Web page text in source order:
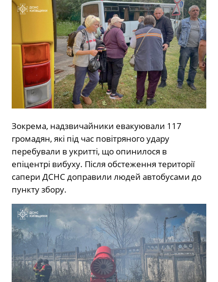
Зокрема, надзвичайники евакуювали 117
громадян, які під час повітряного удару
перебували в укритті, що опинилося в
епіцентрі вибуху. Після обстеження території
сапери ДСНС доправили людей автобусами до
пункту збору.